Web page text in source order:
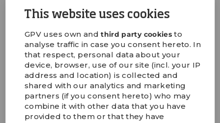
This website uses cookies
GPV uses own andthird party cookiesto
analyse traffic in case you consent hereto. In
that respect, personal data about your
device, browser, use of our site (incl. your IP
address and location) is collected and
shared with our analytics and marketing
partners (if you consent hereto) who may
combine it with other data that you have
provided to them or that they have
Henrik Tornbjerg
CFO
+45 2932 2055
Henrik.Tornbjerg@gpv-
group.com